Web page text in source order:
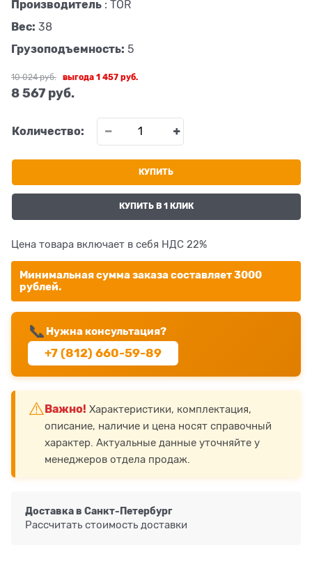
Производитель : TOR
Вес: 38
Грузоподъемность: 5
10 024 руб.
8 567 руб.
выгода1 457 руб.
Количество:
КУПИТЬ
КУПИТЬ В 1 КЛИК
Цена товара включает в себя НДС 22%
Минимальная сумма заказа составляет 3000
рублей.
📞 Нужна консультация?
+7 (812) 660-59-89
⚠️Важно! Характеристики, комплектация,
описание, наличие и цена носят справочный
характер. Актуальные данные уточняйте у
менеджеров отдела продаж.
Доставка в Санкт-Петербург
Рассчитать стоимость доставки